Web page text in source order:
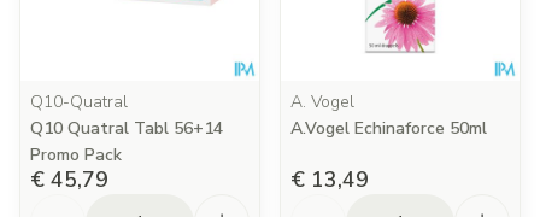
Q10-Quatral
Q10 Quatral Tabl 56+14
Promo Pack
€ 45,79
A. Vogel
A.Vogel Echinaforce 50ml
€ 13,49